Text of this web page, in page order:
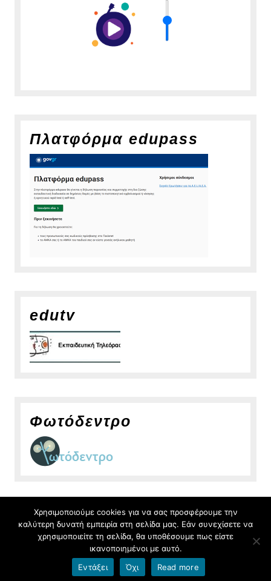
Πλατφόρμα edupass
edutv
Φωτόδεντρο
Φιλοξενείται στο blogs.sch.gr
Όροι χρήσης blogs.sch.gr|Δήλωση προσβασιμότητας
Χρησιμοποιούμε cookies για να σας προσφέρουμε την
καλύτερη δυνατή εμπειρία στη σελίδα μας. Εάν συνεχίσετε να
χρησιμοποιείτε τη σελίδα, θα υποθέσουμε πως είστε
ικανοποιημένοι με αυτό.
Εντάξει
Όχι Read more